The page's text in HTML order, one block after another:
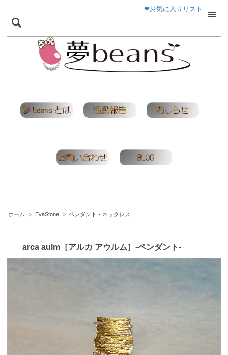
❤お気に入りリスト
ホーム > EvaStone > ペンダント・ネックレス
arca aulm［アルカ アウルム］-ペンダント-